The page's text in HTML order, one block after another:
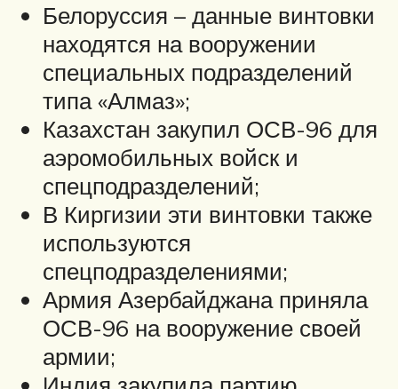
Белоруссия – данные винтовки
находятся на вооружении
специальных подразделений
типа «Алмаз»;
Казахстан закупил ОСВ-96 для
аэромобильных войск и
спецподразделений;
В Киргизии эти винтовки также
используются
спецподразделениями;
Армия Азербайджана приняла
ОСВ-96 на вооружение своей
армии;